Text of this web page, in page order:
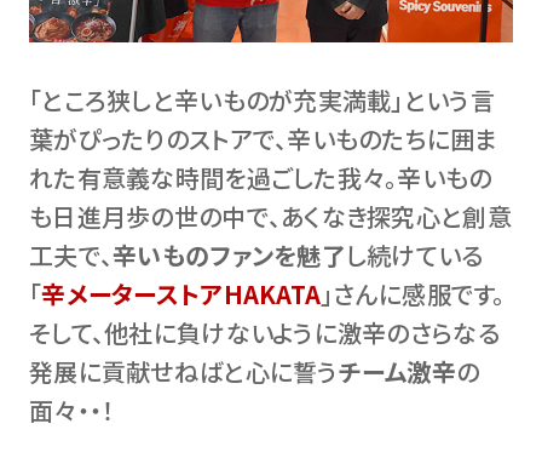
「ところ狭しと辛いものが充実満載」という言
葉がぴったりのストアで、辛いものたちに囲ま
れた有意義な時間を過ごした我々。辛いもの
も日進月歩の世の中で、あくなき探究心と創意
工夫で、辛いものファンを魅了し続けている
「辛メーターストアHAKATA」さんに感服です。
そして、他社に負けないように激辛のさらなる
発展に貢献せねばと心に誓うチーム激辛の
面々・・！